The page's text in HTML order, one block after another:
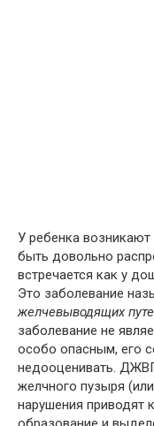
У ребенка
быть довольно
встречается как у
Это заболевание
желчевыводящих
заболевание не
особо опасным, его
недооценивать.
желчного пузыря
нарушения приводят